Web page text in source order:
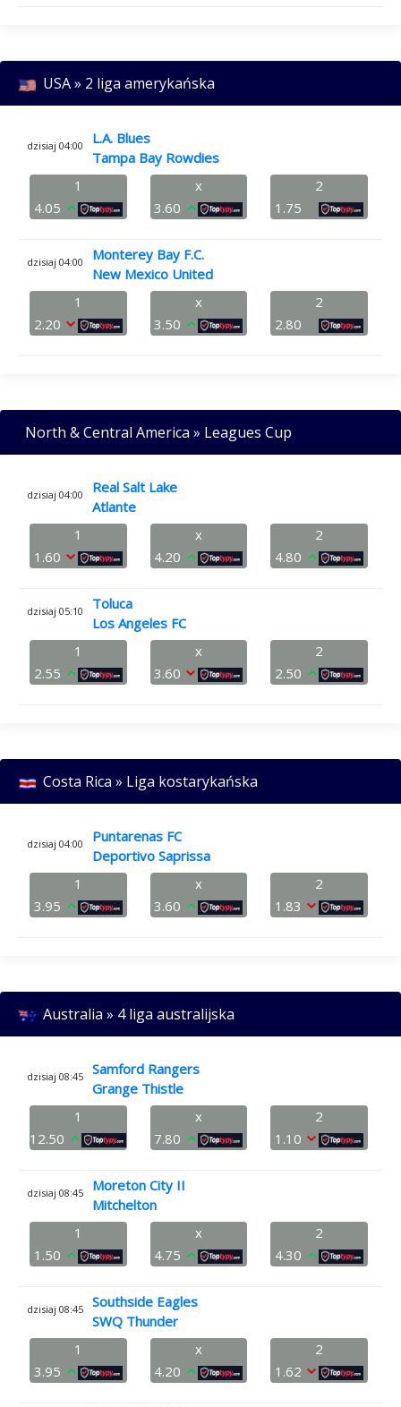
USA » 2 liga amerykańska
dzisiaj 04:00
L.A. Blues
Tampa Bay Rowdies
1
4.05
x
3.60
2
1.75
dzisiaj 04:00
Monterey Bay F.C.
New Mexico United
1
2.20
x
3.50
2
2.80
North & Central America » Leagues Cup
dzisiaj 04:00
Real Salt Lake
Atlante
1
1.60
x
4.20
2
4.80
dzisiaj 05:10
Toluca
Los Angeles FC
1
2.55
x
3.60
2
2.50
Costa Rica » Liga kostarykańska
dzisiaj 04:00
Puntarenas FC
Deportivo Saprissa
1
3.95
x
3.60
2
1.83
Australia » 4 liga australijska
dzisiaj 08:45
Samford Rangers
Grange Thistle
1
12.50
x
7.80
2
1.10
dzisiaj 08:45
Moreton City II
Mitchelton
1
1.50
x
4.75
2
4.30
dzisiaj 08:45
Southside Eagles
SWQ Thunder
1
3.95
x
4.20
2
1.62